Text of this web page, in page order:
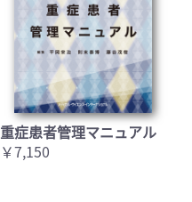
カートへ進む
重症患者管理マニュアル
￥7,150